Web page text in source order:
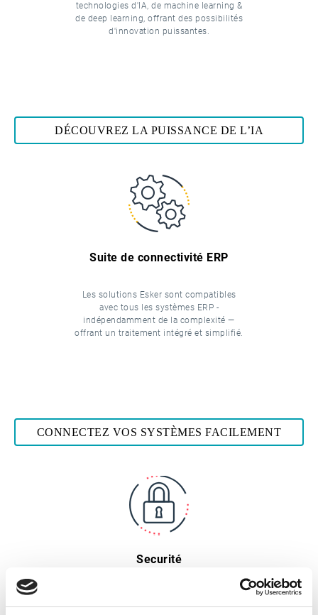
technologies d'IA, de machine learning &
de deep learning, offrant des possibilités
d'innovation puissantes.
DÉCOUVREZ LA PUISSANCE DE L’IA
Suite de connectivité ERP
Les solutions Esker sont compatibles
avec tous les systèmes ERP -
indépendamment de la complexité —
offrant un traitement intégré et simplifié.
CONNECTEZ VOS SYSTÈMES FACILEMENT
Securité
! Avec plus de 20 ans d'expérience dans